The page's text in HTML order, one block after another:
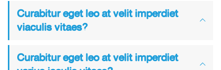
Curabitur eget leo at velit imperdiet
viaculis vitaes?
Curabitur eget leo at velit imperdiet